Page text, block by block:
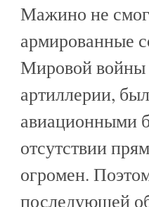
Мажино не
армированные
Мировой войны
артиллерии,
авиационными
отсутствии
огромен.
последующей